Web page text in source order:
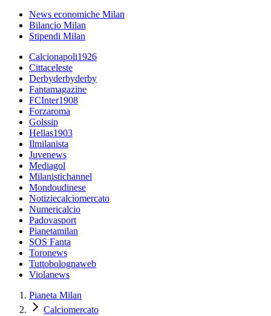
News economiche Milan
Bilancio Milan
Stipendi Milan
Calcionapoli1926
Cittaceleste
Derbyderbyderby
Fantamagazine
FCInter1908
Forzaroma
Golssip
Hellas1903
Ilmilanista
Juvenews
Mediagol
Milanistichannel
Mondoudinese
Notiziecalciomercato
Numericalcio
Padovasport
Pianetamilan
SOS Fanta
Toronews
Tuttobolognaweb
Violanews
Pianeta Milan
Calciomercato